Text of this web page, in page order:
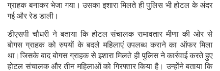
ग्राहक बनाकर भेजा गया। उसका इशारा मिलते ही पुलिस भी होटल के अंदर
गई और रेड डाली।
डीएसपी चौधरी ने बताया कि होटल संचालक रामावतार मीणा की ओर से
बोगस ग्राहक को रुपयों के बदले महिलाएं उपलब्ध कराने का ऑफर मिला
था।जिसके बाद बोगस ग्राहक से इशारा मिलते ही पुलिस ने कार्रवाई करते हुए
होटल संचालक और तीन महिलाओं को गिरफ्तार किया है। उन्होंने बताया कि